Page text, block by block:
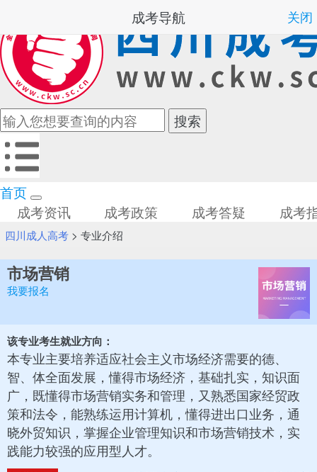
首页
成考资讯
成考政策 成考答疑 成考
四川成人高考> 专业介绍
市场营销
我要报名
该专业考生就业方向：
本专业主要培养适应社会主义市场经济需要的德、
智、体全面发展，懂得市场经济，基础扎实，知识面
广，既懂得市场营销实务和管理，又熟悉国家经贸政
策和法令，能熟练运用计算机，懂得进出口业务，通
晓外贸知识，掌握企业管理知识和市场营销技术，实
践能力较强的应用型人才。
成考导航 关闭